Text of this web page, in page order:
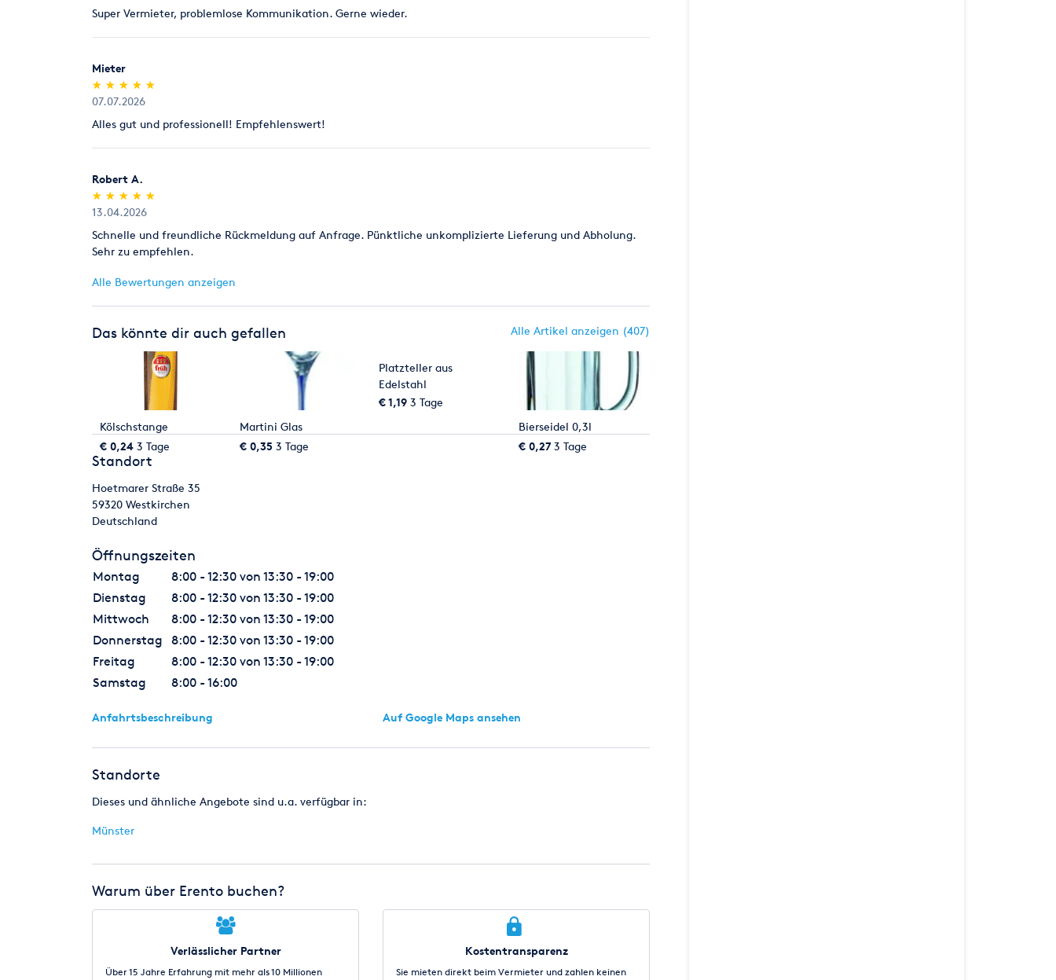
Super Vermieter, problemlose Kommunikation. Gerne wieder.
Mieter
(*)
★
★
(*) ★
★
(*) ★
★
(*) ★
★
(*) ★
★
07.07.2026
Alles gut und professionell! Empfehlenswert!
Robert A.
(*)
★
★
(*) ★
★
(*) ★
★
(*) ★
★
(*) ★
★
13.04.2026
Schnelle und freundliche Rückmeldung auf Anfrage. Pünktliche unkomplizierte Lieferung und Abholung.
Sehr zu empfehlen.
Alle Bewertungen anzeigen
Das könnte dir auch gefallen Alle Artikel anzeigen (407)
Kölschstange
€ 0,24 3 Tage
Martini Glas
€ 0,353 Tage
Platzteller aus
Edelstahl
€ 1,19 3 Tage
Bierseidel 0,3l
€ 0,273 Tage
Standort
Hoetmarer Straße 35
59320 Westkirchen
Deutschland
Öffnungszeiten
Montag
8:00 - 12:30 von 13:30 - 19:00
Dienstag
8:00 - 12:30 von 13:30 - 19:00
Mittwoch
8:00 - 12:30 von 13:30 - 19:00
Donnerstag
8:00 - 12:30 von 13:30 - 19:00
Freitag
8:00 - 12:30 von 13:30 - 19:00
Samstag
8:00 - 16:00
Anfahrtsbeschreibung Auf Google Maps ansehen
Standorte
Dieses und ähnliche Angebote sind u.a. verfügbar in:
Münster
Warum über Erento buchen?
Verlässlicher Partner
Über 15 Jahre Erfahrung mit mehr als 10 Millionen
Kostentransparenz
Sie mieten direkt beim Vermieter und zahlen keinen